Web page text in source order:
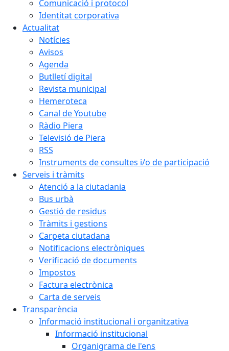
Comunicació i protocol
Identitat corporativa
Actualitat
Notícies
Avisos
Agenda
Butlletí digital
Revista municipal
Hemeroteca
Canal de Youtube
Ràdio Piera
Televisió de Piera
RSS
Instruments de consultes i/o de participació
Serveis i tràmits
Atenció a la ciutadania
Bus urbà
Gestió de residus
Tràmits i gestions
Carpeta ciutadana
Notificacions electròniques
Verificació de documents
Impostos
Factura electrònica
Carta de serveis
Transparència
Informació institucional i organitzativa
Informació institucional
Organigrama de l'ens